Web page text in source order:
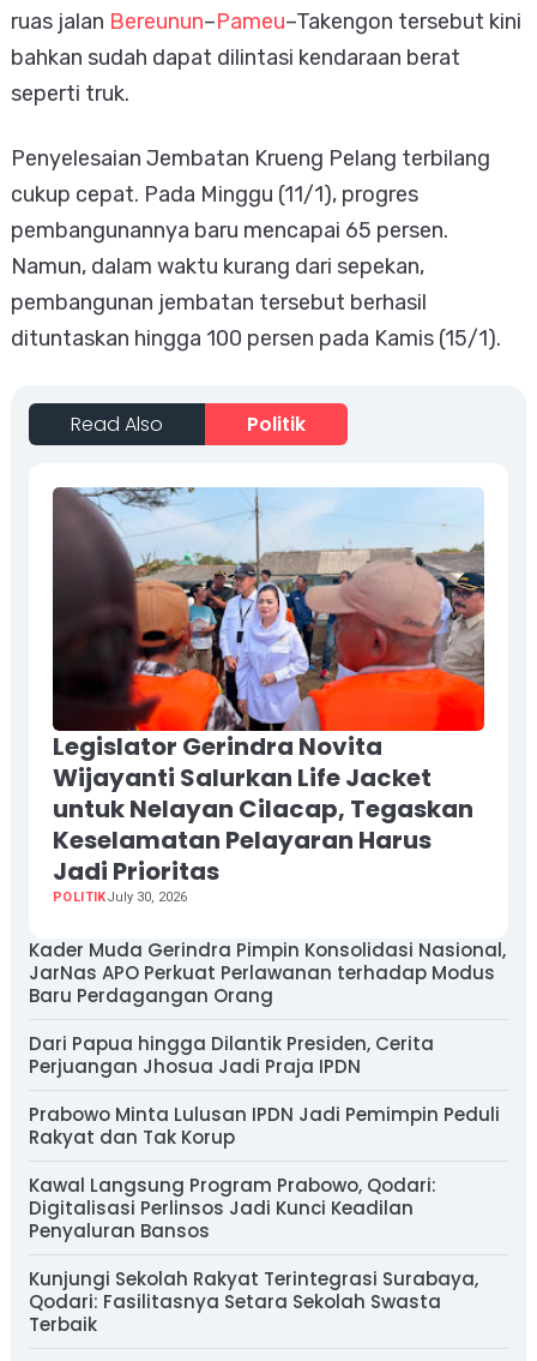
ruas jalan Bereunun–Pameu–Takengon tersebut kini
bahkan sudah dapat dilintasi kendaraan berat
seperti truk.
Penyelesaian Jembatan Krueng Pelang terbilang
cukup cepat. Pada Minggu (11/1), progres
pembangunannya baru mencapai 65 persen.
Namun, dalam waktu kurang dari sepekan,
pembangunan jembatan tersebut berhasil
dituntaskan hingga 100 persen pada Kamis (15/1).
Read Also Politik
Legislator Gerindra Novita
Wijayanti Salurkan Life Jacket
untuk Nelayan Cilacap, Tegaskan
Keselamatan Pelayaran Harus
Jadi Prioritas
POLITIKJuly 30, 2026
Kader Muda Gerindra Pimpin Konsolidasi Nasional,
JarNas APO Perkuat Perlawanan terhadap Modus
Baru Perdagangan Orang
Dari Papua hingga Dilantik Presiden, Cerita
Perjuangan Jhosua Jadi Praja IPDN
Prabowo Minta Lulusan IPDN Jadi Pemimpin Peduli
Rakyat dan Tak Korup
Kawal Langsung Program Prabowo, Qodari:
Digitalisasi Perlinsos Jadi Kunci Keadilan
Penyaluran Bansos
Kunjungi Sekolah Rakyat Terintegrasi Surabaya,
Qodari: Fasilitasnya Setara Sekolah Swasta
Terbaik